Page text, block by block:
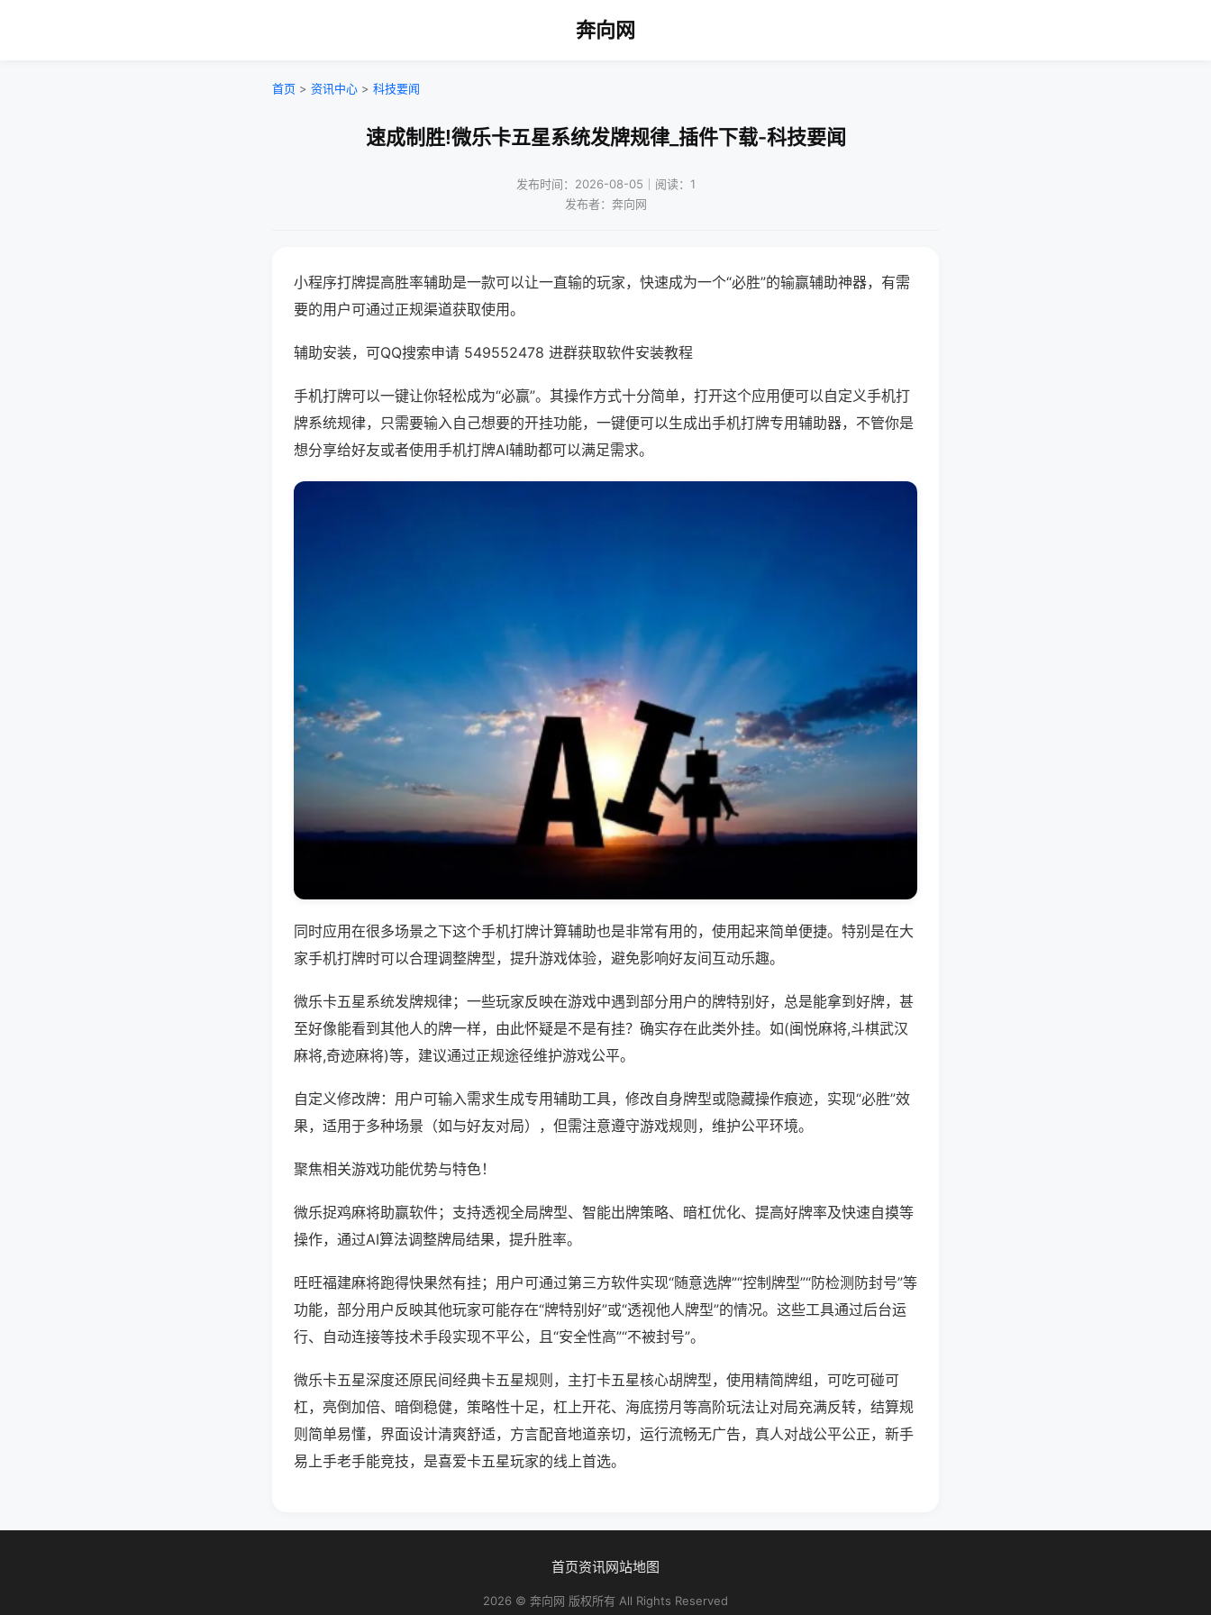
奔向网
首页 > 资讯中心 > 科技要闻
速成制胜!微乐卡五星系统发牌规律_插件下载-科技要闻
发布时间：2026-08-05｜阅读：1
发布者：奔向网
小程序打牌提高胜率辅助是一款可以让一直输的玩家，快速成为一个“必胜”的输赢辅助神器，有需
要的用户可通过正规渠道获取使用。
辅助安装，可QQ搜索申请 549552478 进群获取软件安装教程
手机打牌可以一键让你轻松成为“必赢”。其操作方式十分简单，打开这个应用便可以自定义手机打
牌系统规律，只需要输入自己想要的开挂功能，一键便可以生成出手机打牌专用辅助器，不管你是
想分享给好友或者使用手机打牌AI辅助都可以满足需求。
同时应用在很多场景之下这个手机打牌计算辅助也是非常有用的，使用起来简单便捷。特别是在大
家手机打牌时可以合理调整牌型，提升游戏体验，避免影响好友间互动乐趣。
微乐卡五星系统发牌规律；一些玩家反映在游戏中遇到部分用户的牌特别好，总是能拿到好牌，甚
至好像能看到其他人的牌一样，由此怀疑是不是有挂？确实存在此类外挂。如(闽悦麻将,斗棋武汉
麻将,奇迹麻将)等，建议通过正规途径维护游戏公平。
自定义修改牌：用户可输入需求生成专用辅助工具，修改自身牌型或隐藏操作痕迹，实现“必胜”效
果，适用于多种场景（如与好友对局），但需注意遵守游戏规则，维护公平环境。
聚焦相关游戏功能优势与特色！
微乐捉鸡麻将助赢软件；支持透视全局牌型、智能出牌策略、暗杠优化、提高好牌率及快速自摸等
操作，通过AI算法调整牌局结果，提升胜率。
旺旺福建麻将跑得快果然有挂；用户可通过第三方软件实现“随意选牌”“控制牌型”“防检测防封号”等
功能，部分用户反映其他玩家可能存在“牌特别好”或“透视他人牌型”的情况。这些工具通过后台运
行、自动连接等技术手段实现不平公，且“安全性高”“不被封号”。
微乐卡五星深度还原民间经典卡五星规则，主打卡五星核心胡牌型，使用精简牌组，可吃可碰可
杠，亮倒加倍、暗倒稳健，策略性十足，杠上开花、海底捞月等高阶玩法让对局充满反转，结算规
则简单易懂，界面设计清爽舒适，方言配音地道亲切，运行流畅无广告，真人对战公平公正，新手
易上手老手能竞技，是喜爱卡五星玩家的线上首选。
首页资讯网站地图
2026 © 奔向网 版权所有 All Rights Reserved